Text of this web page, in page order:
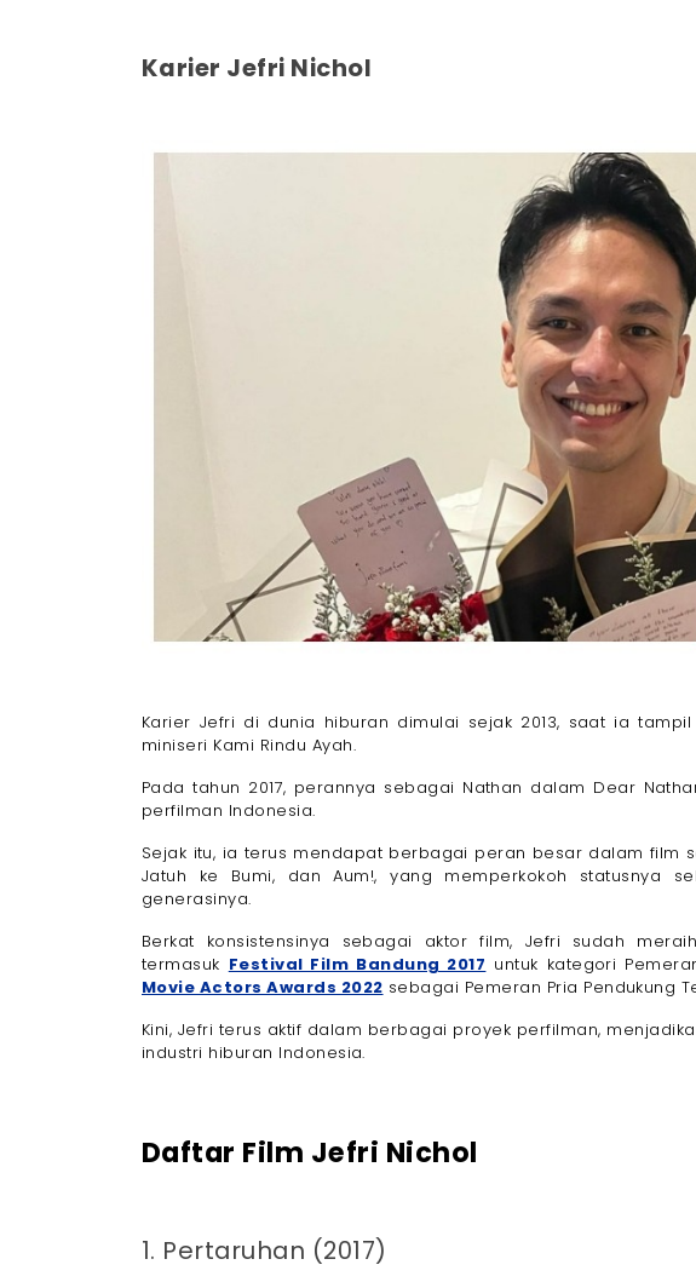
Karier Jefri Nichol
Karier Jefri di dunia hiburan dimulai sejak 2013, saat ia
miniseri Kami Rindu Ayah.
Pada tahun 2017, perannya sebagai Nathan dalam Dear
perfilman Indonesia.
Sejak itu, ia terus mendapat berbagai peran besar dalam film
Jatuh ke Bumi, dan Aum!, yang memperkokoh statusnya
generasinya.
Berkat konsistensinya sebagai aktor film, Jefri sudah
termasuk Festival Film Bandung 2017 untuk kategori
Movie Actors Awards 2022 sebagai Pemeran Pria Pendukung
Kini, Jefri terus aktif dalam berbagai proyek perfilman,
industri hiburan Indonesia.
Daftar Film Jefri Nichol
1. Pertaruhan (2017)